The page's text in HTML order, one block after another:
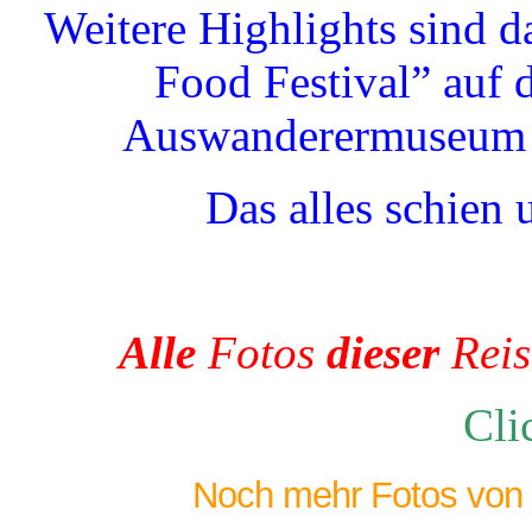
Weitere Highlights sind
Food Festival” auf
Das alles
AlleFotos dieser
Noch mehr Fotos